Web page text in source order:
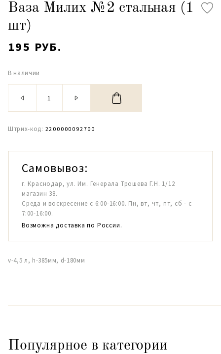
Ваза Милих №2 стальная (1
шт)
195 РУБ.
В наличии
Штрих-код: 2200000092700
Самовывоз:
г. Краснодар, ул. Им. Генерала Трошева Г.Н. 1/12
магазин 38.
Среда и воскресение с 6:00-16:00. Пн, вт, чт, пт, сб - с
7:00-16:00.
Возможна доставка по России.
v-4,5 л, h-385мм, d-180мм
Популярное в категории